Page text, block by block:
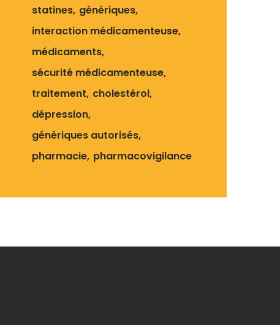
statines génériques
interaction médicamenteuse
médicaments
sécurité médicamenteuse
traitement cholestérol
dépression
génériques autorisés
pharmacie pharmacovigilance